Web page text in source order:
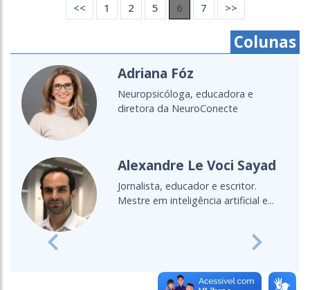
<< 1 2 5 6 7 >>
Colunas
Adriana Fóz
Neuropsicóloga, educadora e
diretora da NeuroConecte
Alexandre Le Voci Sayad
Jornalista, educador e escritor.
Mestre em inteligência artificial e...
Previous Next